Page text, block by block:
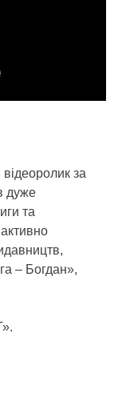
за
дуже
та
– Богдан»,